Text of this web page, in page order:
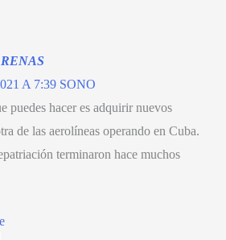
A 7:39 SONO
puedes hacer es adquirir nuevos
de las aerolíneas operando en Cuba.
terminaron hace muchos